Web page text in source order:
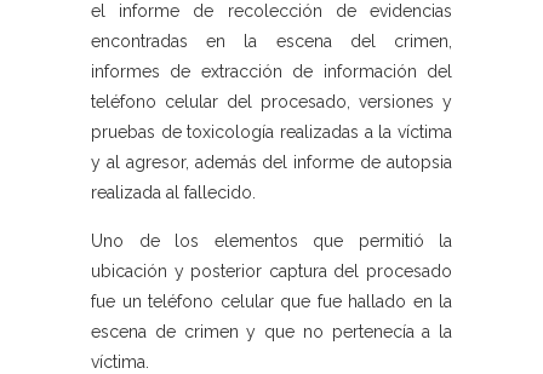
el informe de recolección de evidencias
encontradas en la escena del crimen,
informes de extracción de información del
teléfono celular del procesado, versiones y
pruebas de toxicología realizadas a la víctima
y al agresor, además del informe de autopsia
realizada al fallecido.
Uno de los elementos que permitió la
ubicación y posterior captura del procesado
fue un teléfono celular que fue hallado en la
escena de crimen y que no pertenecía a la
víctima.